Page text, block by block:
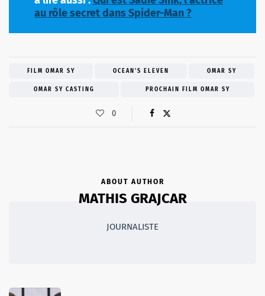
au rôle secret dans Spider-Man ?
FILM OMAR SY OCEAN'S ELEVEN OMAR SY
OMAR SY CASTING PROCHAIN FILM OMAR SY
0
ABOUT AUTHOR
MATHIS GRAJCAR
JOURNALISTE